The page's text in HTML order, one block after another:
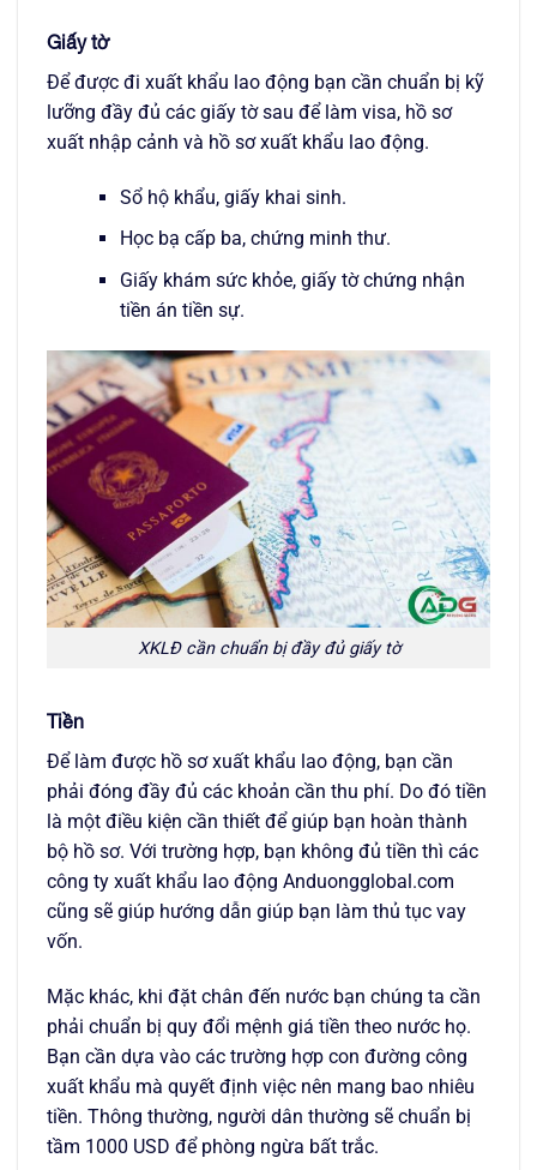
Giấy tờ
Để được đi xuất khẩu lao động bạn cần chuẩn bị kỹ
lưỡng đầy đủ các giấy tờ sau để làm visa, hồ sơ
xuất nhập cảnh và hồ sơ xuất khẩu lao động.
Sổ hộ khẩu, giấy khai sinh.
Học bạ cấp ba, chứng minh thư.
Giấy khám sức khỏe, giấy tờ chứng nhận
tiền án tiền sự.
XKLĐ cần chuẩn bị đầy đủ giấy tờ
Tiền
Để làm được hồ sơ xuất khẩu lao động, bạn cần
phải đóng đầy đủ các khoản cần thu phí. Do đó tiền
là một điều kiện cần thiết để giúp bạn hoàn thành
bộ hồ sơ. Với trường hợp, bạn không đủ tiền thì các
công ty xuất khẩu lao động Anduongglobal.com
cũng sẽ giúp hướng dẫn giúp bạn làm thủ tục vay
vốn.
Mặc khác, khi đặt chân đến nước bạn chúng ta cần
phải chuẩn bị quy đổi mệnh giá tiền theo nước họ.
Bạn cần dựa vào các trường hợp con đường công
xuất khẩu mà quyết định việc nên mang bao nhiêu
tiền. Thông thường, người dân thường sẽ chuẩn bị
tầm 1000 USD để phòng ngừa bất trắc.